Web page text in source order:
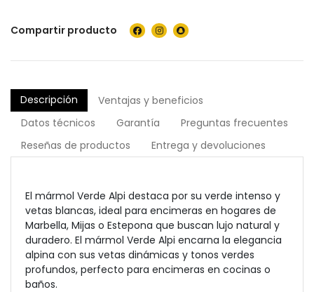
Compartir producto
Descripción
Ventajas y beneficios
Datos técnicos
Garantía
Preguntas frecuentes
Reseñas de productos
Entrega y devoluciones
El mármol Verde Alpi destaca por su verde intenso y
vetas blancas, ideal para encimeras en hogares de
Marbella, Mijas o Estepona que buscan lujo natural y
duradero. El mármol Verde Alpi encarna la elegancia
alpina con sus vetas dinámicas y tonos verdes
profundos, perfecto para encimeras en cocinas o
baños.